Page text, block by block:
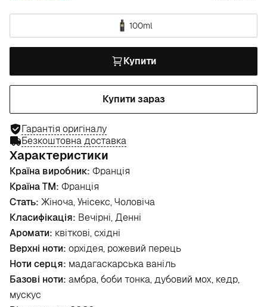
100ml
Купити
Купити зараз
Гарантія оригіналу
Безкоштовна доставка
Характеристики
Країна виробник: Франція
Країна ТМ: Франція
Стать: Жіноча, Унісекс, Чоловіча
Класифікація: Вечірні, Денні
Аромати: квіткові, східні
Верхні ноти: орхідея, рожевий перець
Ноти серця: мадагаскарська ваніль
Базові ноти: амбра, боби тонка, дубовий мох, кедр,
мускус